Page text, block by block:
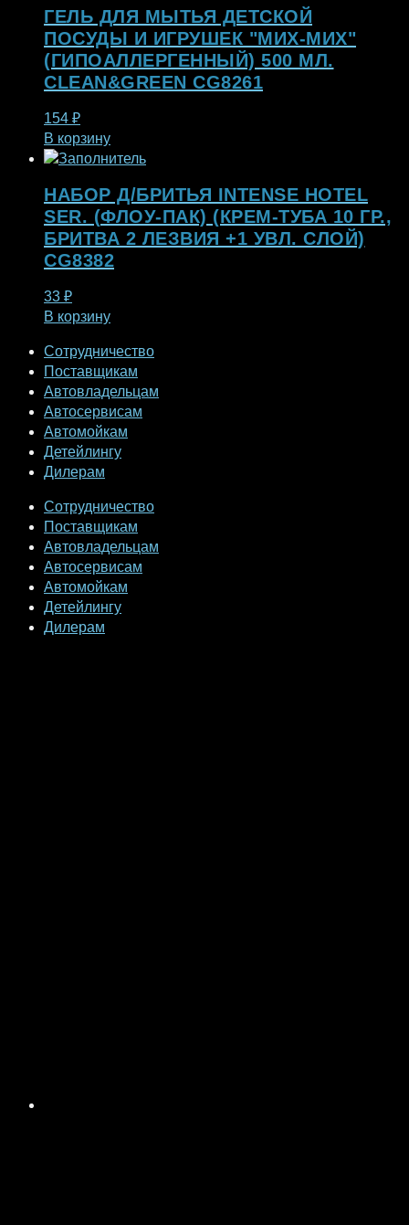
ГЕЛЬ ДЛЯ МЫТЬЯ ДЕТСКОЙ
ПОСУДЫ И ИГРУШЕК "МИХ-МИХ"
(ГИПОАЛЛЕРГЕННЫЙ) 500 МЛ.
CLEAN&GREEN CG8261
154 ₽
В корзину
НАБОР Д/БРИТЬЯ INTENSE HOTEL
SER. (ФЛОУ-ПАК) (КРЕМ-ТУБА 10 ГР.,
БРИТВА 2 ЛЕЗВИЯ +1 УВЛ. СЛОЙ)
CG8382
33 ₽
В корзину
Сотрудничество
Поставщикам
Автовладельцам
Автосервисам
Автомойкам
Детейлингу
Дилерам
Сотрудничество
Поставщикам
Автовладельцам
Автосервисам
Автомойкам
Детейлингу
Дилерам